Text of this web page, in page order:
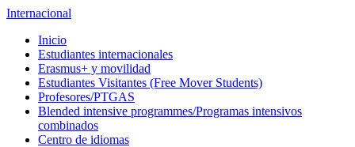
Internacional
Inicio
Estudiantes internacionales
Erasmus+ y movilidad
Estudiantes Visitantes (Free Mover Students)
Profesores/PTGAS
Blended intensive programmes/Programas intensivos
combinados
Centro de idiomas